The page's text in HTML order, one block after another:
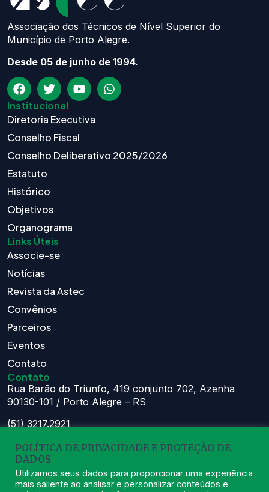
Associação dos Técnicos de Nível Superior do
Município de Porto Alegre.
Desde 05 de junho de 1994.
Institucional
Diretoria Executiva
Conselho Fiscal
Conselho Deliberativo 2025/2026
Estatuto
Histórico
Objetivos
Organograma
Links Úteis
Associe-se
Notícias
Revista da Astec
Convênios
Parceiros
Eventos
Contato
Contato
Rua Barão do Triunfo, 419 conjunto 702, Azenha
90130-101 / Porto Alegre – RS
(51) 3217.2921
Atendimento:
Seg à Sex das 8h – 11:30h e 13h – 16:30h
POLÍTICA DE PRIVACIDADE E PROTEÇÃO DE
DADOS
Utilizamos seus dados para proporcionar uma experiência
mais saliente ao analisar e personalizar conteúdos e